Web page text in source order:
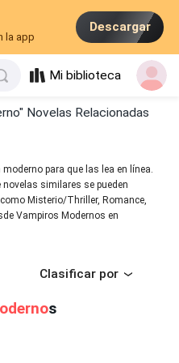
la app
Descargar
Mi biblioteca
Novelas Relacionadas
para que las lea en línea.
similares se pueden
Misterio/Thriller, Romance,
Vampiros Modernos en
Clasificar por
s